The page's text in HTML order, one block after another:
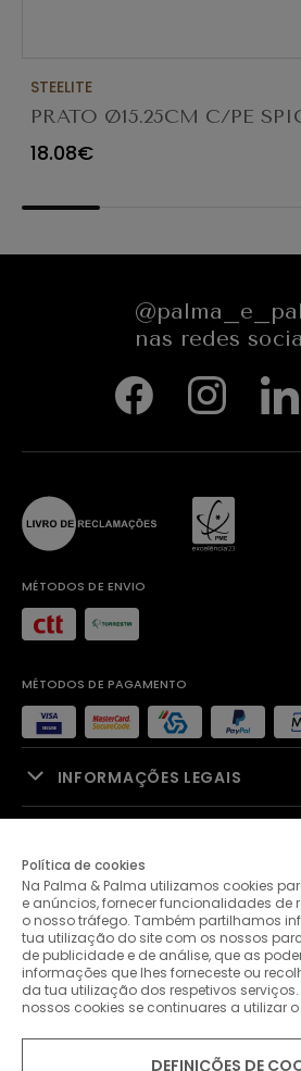
STEELITE
PRATO Ø15.25CM C/PE
SAFFRON 6214RT003
18.08€
nas redes
MÉTODOS DE ENVIO
MÉTODOS DE PAGAMENTO
INFORMAÇÕES LEGAIS
PALMA & PALMA
APOIO AO CLIENTE
CONTACTOS
Política de cookies
Na Palma & Palma utilizamos cookies
e anúncios, fornecer funcionalidades de
o nosso tráfego. Também partilhamos
tua utilização do site com os nossos
de publicidade e de análise, que as
informações que lhes forneceste ou
da tua utilização dos respetivos
nossos cookies se continuares a utilizar
DEFINIÇÕES DE